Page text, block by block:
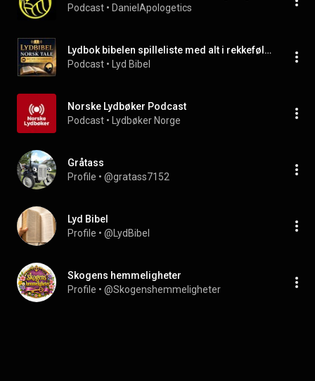
Podcast • DanielApologetics
Lydbok bibelen spilleliste med alt i rekkefølge
Podcast • Lyd Bibel
Norske Lydbøker Podcast
Podcast • Lydbøker Norge
Gråtass
Profile • @gratass7152
Lyd Bibel
Profile • @LydBibel
Skogens hemmeligheter
Profile • @Skogenshemmeligheter